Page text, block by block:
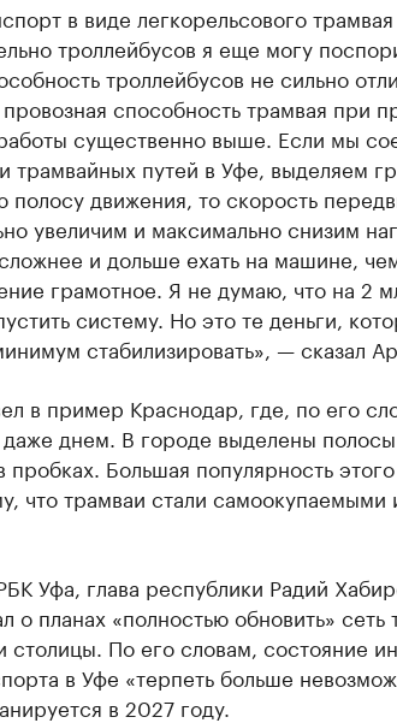
в виде легкорельсового
троллейбусов я еще могу
троллейбусов не сильно
способность трамвая при
существенно выше. Если мы
трамвайных путей в Уфе, выделяем
полосу движения, то скорость
увеличим и максимально снизим
и дольше ехать на машине,
грамотное. Я не думаю, что на 2
систему. Но это те деньги,
стабилизировать», — сказал
в пример Краснодар, где, по его
днем. В городе выделены
пробках. Большая популярность
что трамваи стали
Уфа, глава республики Радий
о планах «полностью обновить»
столицы. По его словам, состояние
в Уфе «терпеть больше
в 2027 году.